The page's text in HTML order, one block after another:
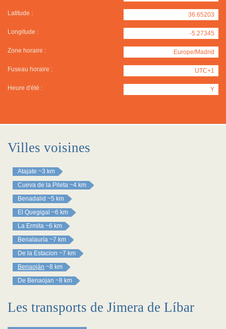
Latitude : 36.65203
Longitude : -5.27345
Zone horaire : Europe/Madrid
Fuseau horaire : UTC+1
Heure d'été : Y
Villes voisines
Atajate ~3 km
Cueva de la Pileta ~4 km
Benadalid ~5 km
El Quegigal ~6 km
La Ermita ~6 km
Benalauría ~7 km
De la Estacion ~7 km
Benaoján ~8 km
De Benaojan ~8 km
Les transports de Jimera de Líbar